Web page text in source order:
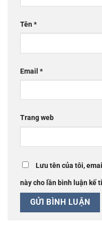
Tên*
Email *
Trang web
Lưu tên của tôi,
này cho lần bình luận kế